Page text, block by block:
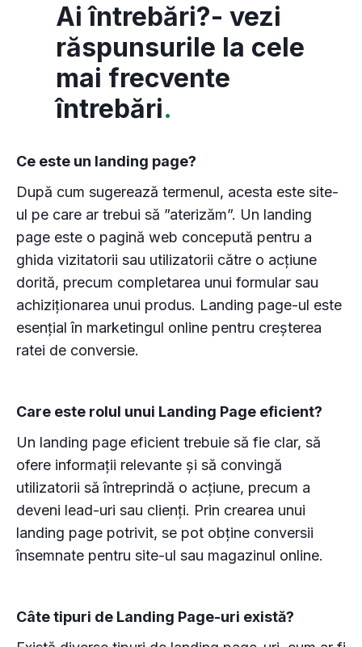
Ai întrebări?- vezi
răspunsurile la cele
mai frecvente
întrebări.
Ce este un landing page?
După cum sugerează termenul, acesta este site-
ul pe care ar trebui să ”aterizăm”. Un landing
page este o pagină web concepută pentru a
ghida vizitatorii sau utilizatorii către o acțiune
dorită, precum completarea unui formular sau
achiziționarea unui produs. Landing page-ul este
esențial în marketingul online pentru creșterea
ratei de conversie.
Care este rolul unui Landing Page eficient?
Un landing page eficient trebuie să fie clar, să
ofere informații relevante și să convingă
utilizatorii să întreprindă o acțiune, precum a
deveni lead-uri sau clienți. Prin crearea unui
landing page potrivit, se pot obține conversii
însemnate pentru site-ul sau magazinul online.
Câte tipuri de Landing Page-uri există?